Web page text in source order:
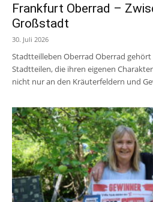
Frankfurt Oberrad –
Großstadt
30. Juli 2026
Stadtteilleben Oberrad Oberrad
Stadtteilen, die ihren eigenen
nicht nur an den Kräuterfeldern und